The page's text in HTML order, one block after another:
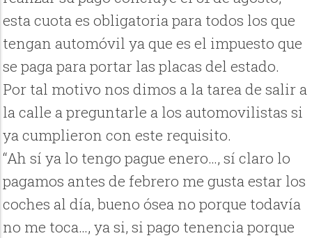
esta cuota es obligatoria para todos los que
tengan automóvil ya que es el impuesto que
se paga para portar las placas del estado.
Por tal motivo nos dimos a la tarea de salir a
la calle a preguntarle a los automovilistas si
ya cumplieron con este requisito.
“Ah sí ya lo tengo pague enero…, sí claro lo
pagamos antes de febrero me gusta estar los
coches al día, bueno ósea no porque todavía
no me toca…, ya si, si pago tenencia porque